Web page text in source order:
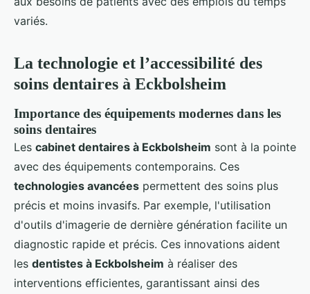
variés.
La technologie et l’accessibilité des
soins dentaires à Eckbolsheim
Importance des équipements modernes dans les
soins dentaires
Les cabinet dentaires à Eckbolsheim sont à la pointe
avec des équipements contemporains. Ces
technologies avancées permettent des soins plus
précis et moins invasifs. Par exemple, l'utilisation
d'outils d'imagerie de dernière génération facilite un
diagnostic rapide et précis. Ces innovations aident
les dentistes à Eckbolsheim à réaliser des
interventions efficientes, garantissant ainsi des